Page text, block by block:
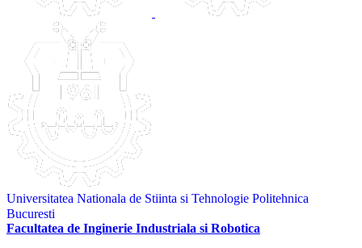
Universitatea Nationala de Stiinta si Tehnologie Politehnica
Bucuresti
Facultatea de Inginerie Industriala si Robotica